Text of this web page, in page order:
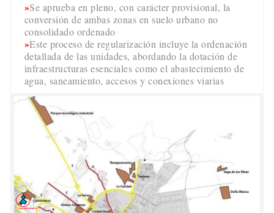
Se aprueba en pleno, con carácter provisional, la
conversión de ambas zonas en suelo urbano no
consolidado ordenado
Este proceso de regularización incluye la ordenación
detallada de las unidades, abordando la dotación de
infraestructuras esenciales como el abastecimiento de
agua, saneamiento, accesos y conexiones viarias